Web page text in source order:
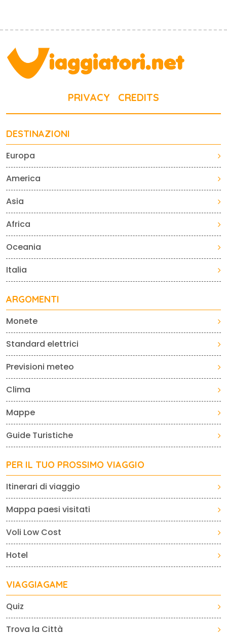
PRIVACY CREDITS
DESTINAZIONI
Europa
America
Asia
Africa
Oceania
Italia
ARGOMENTI
Monete
Standard elettrici
Previsioni meteo
Clima
Mappe
Guide Turistiche
PER IL TUO PROSSIMO VIAGGIO
Itinerari di viaggio
Mappa paesi visitati
Voli Low Cost
Hotel
VIAGGIAGAME
Quiz
Trova la Città